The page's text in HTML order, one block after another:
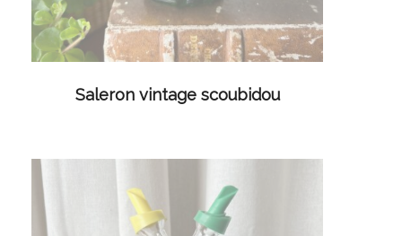
LIRE LA SUITE
Saleron vintage scoubidou